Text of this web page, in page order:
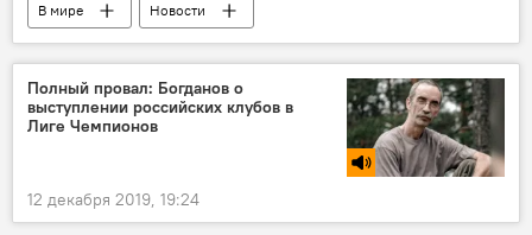
В мире Новости
Полный провал: Богданов о
выступлении российских клубов в
Лиге Чемпионов
12 декабря 2019, 19:24